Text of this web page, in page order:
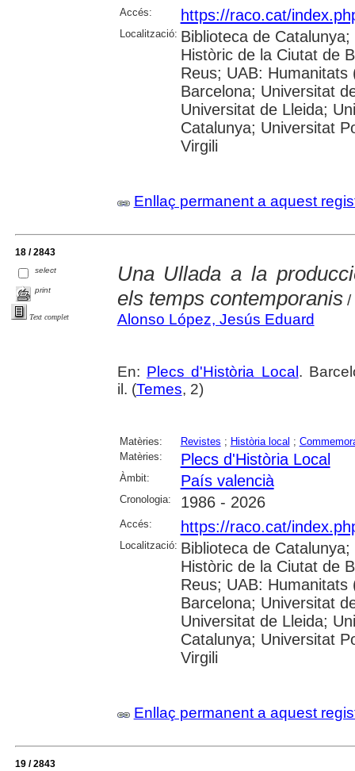
Accés: https://raco.cat/
Localització: Biblioteca de
Històric de la Ciutat de
Reus; UAB:
Barcelona; Universitat
Universitat de Lleida;
Catalunya; Universitat
Virgili
Enllaç permanent a aquest
18 / 2843
select
print
Text complet
Una Ullada a la
els temps contemporanis/
Alonso López, Jesús Eduard
En: Plecs d'Història Local .
il. (Temes, 2)
Matèries: Revistes ; Història local ;
Matèries:
Plecs d'Història Local
Àmbit: País valencià
Cronologia: 1986 - 2026
Accés: https://raco.cat/
Localització: Biblioteca de
Històric de la Ciutat de
Reus; UAB:
Barcelona; Universitat
Universitat de Lleida;
Catalunya; Universitat
Virgili
Enllaç permanent a aquest
19 / 2843